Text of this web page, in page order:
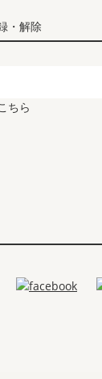
・解除
ちら